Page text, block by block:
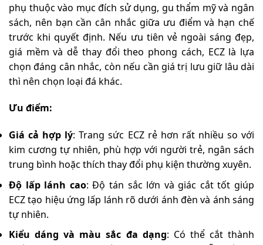
phụ thuộc vào mục đích sử dụng, gu thẩm mỹ và ngân
sách, nên bạn cần cân nhắc giữa ưu điểm và hạn chế
trước khi quyết định. Nếu ưu tiên vẻ ngoài sáng đẹp,
giá mềm và dễ thay đổi theo phong cách, ECZ là lựa
chọn đáng cân nhắc, còn nếu cần giá trị lưu giữ lâu dài
thì nên chọn loại đá khác.
Ưu điểm:
Giá cả hợp lý: Trang sức ECZ rẻ hơn rất nhiều so với
kim cương tự nhiên, phù hợp với người trẻ, ngân sách
trung bình hoặc thích thay đổi phụ kiện thường xuyên.
Độ lấp lánh cao: Độ tán sắc lớn và giác cắt tốt giúp
ECZ tạo hiệu ứng lấp lánh rõ dưới ánh đèn và ánh sáng
tự nhiên.
Kiểu dáng và màu sắc đa dạng: Có thể cắt thành